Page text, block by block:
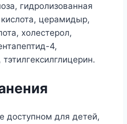
гидролизованная
церамидыр,
холестерол,
4,
доступном для детей,